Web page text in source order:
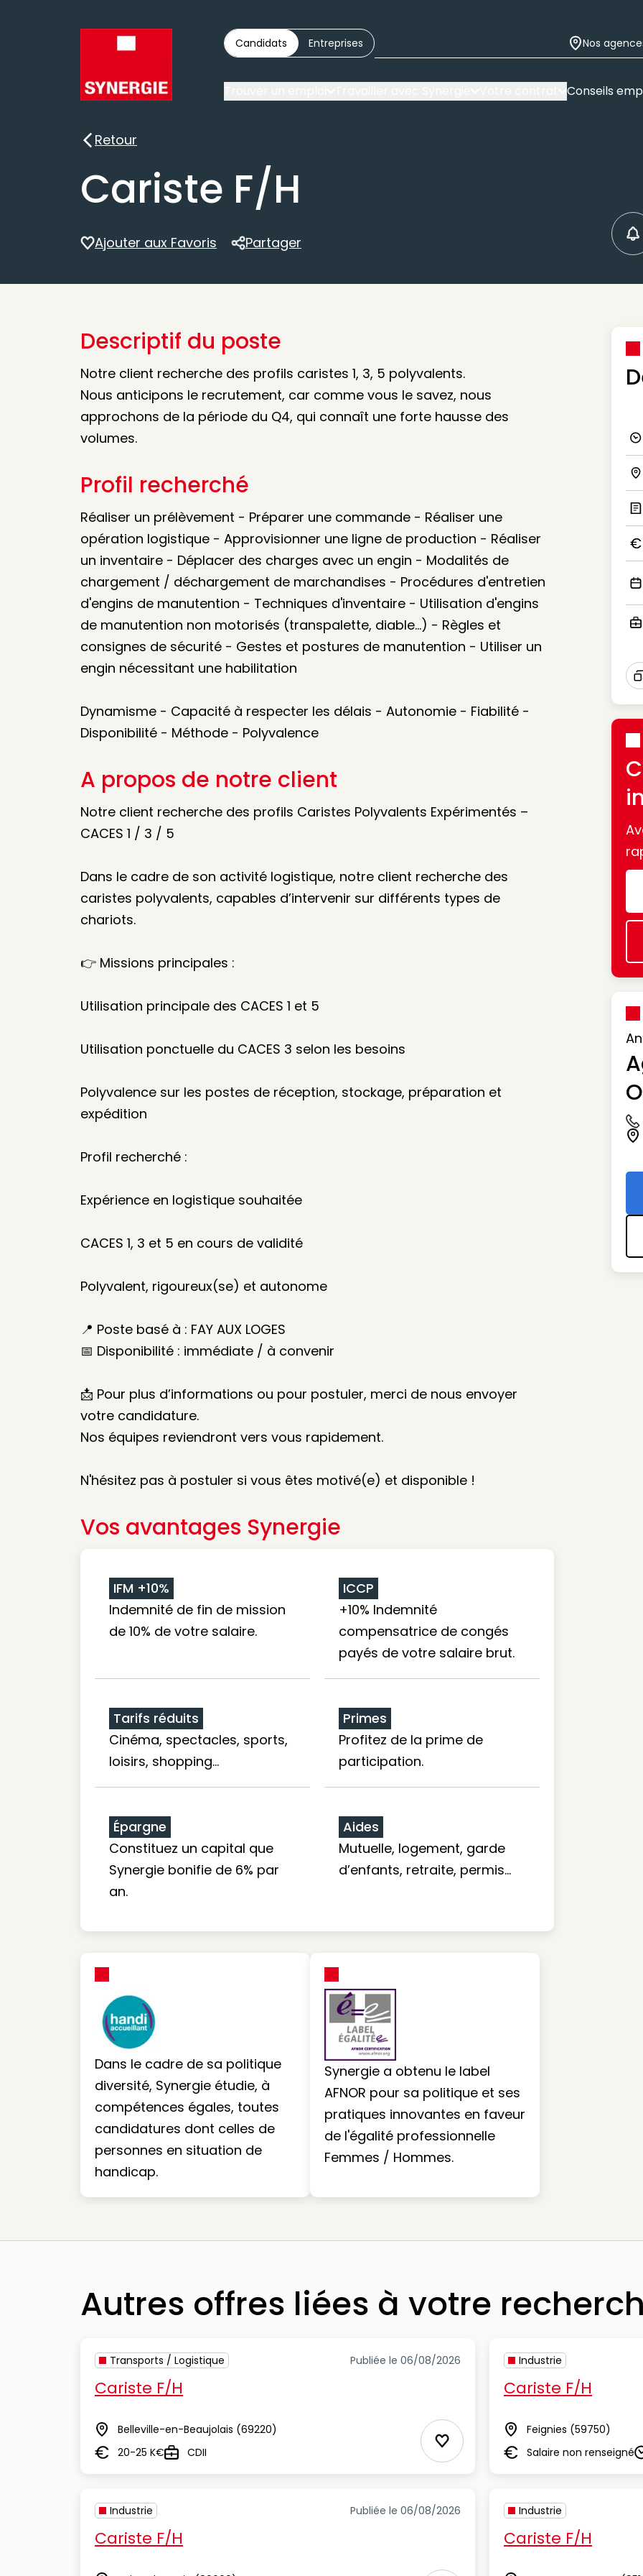
Candidats Entreprises Nos
Conseils
Retour
Retour
Cariste F/H
Ajouter aux Favoris
Partager
Partager
Descriptif du poste
Notre client recherche des profils caristes 1, 3, 5 polyvalents.
Nous anticipons le recrutement, car comme vous le savez, nous
approchons de la période du Q4, qui connaît une forte hausse des
volumes.
Profil recherché
Réaliser un prélèvement - Préparer une commande - Réaliser une
opération logistique - Approvisionner une ligne de production - Réaliser
un inventaire - Déplacer des charges avec un engin - Modalités de
chargement / déchargement de marchandises - Procédures d'entretien
d'engins de manutention - Techniques d'inventaire - Utilisation d'engins
de manutention non motorisés (transpalette, diable...) - Règles et
consignes de sécurité - Gestes et postures de manutention - Utiliser un
engin nécessitant une habilitation
Dynamisme - Capacité à respecter les délais - Autonomie - Fiabilité -
Disponibilité - Méthode - Polyvalence
A propos de notre client
Notre client recherche des profils Caristes Polyvalents Expérimentés –
CACES 1 / 3 / 5
Dans le cadre de son activité logistique, notre client recherche des
caristes polyvalents, capables d’intervenir sur différents types de
chariots.
👉 Missions principales :
Utilisation principale des CACES 1 et 5
Utilisation ponctuelle du CACES 3 selon les besoins
Polyvalence sur les postes de réception, stockage, préparation et
expédition
Profil recherché :
Expérience en logistique souhaitée
CACES 1, 3 et 5 en cours de validité
Polyvalent, rigoureux(se) et autonome
📍 Poste basé à : FAY AUX LOGES
📅 Disponibilité : immédiate / à convenir
📩 Pour plus d’informations ou pour postuler, merci de nous envoyer
votre candidature.
Nos équipes reviendront vers vous rapidement.
N'hésitez pas à postuler si vous êtes motivé(e) et disponible !
Vos avantages Synergie
IFM +10%
Indemnité de fin de mission
de 10% de votre salaire.
ICCP
+10% Indemnité
compensatrice de congés
payés de votre salaire brut.
Tarifs réduits
Cinéma, spectacles, sports,
loisirs, shopping...
Primes
Profitez de la prime de
participation.
Épargne
Constituez un capital que
Synergie bonifie de 6% par
an.
Aides
Mutuelle, logement, garde
d’enfants, retraite, permis…
Dans le cadre de sa politique
diversité, Synergie étudie, à
compétences égales, toutes
candidatures dont celles de
personnes en situation de
handicap.
Synergie a obtenu le label
AFNOR pour sa politique et ses
pratiques innovantes en faveur
de l'égalité professionnelle
Femmes / Hommes.
Autres offres liées à votre
Transports / Logistique Publiée le 06/08/2026
Cariste F/H
Lieu Belleville-en-Beaujolais (69220)
Salaire20-25 K€TypeCDII Ajouter aux Favoris
Industrie
Cariste F/H
Lieu Feignies (59750)
SalaireSalaire non renseigné
Industrie Publiée le 06/08/2026
Cariste F/H
Industrie
Cariste F/H